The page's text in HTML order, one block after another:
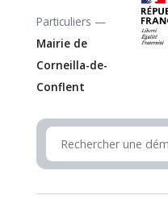
Particuliers —
Mairie de
Corneilla-de-
Conflent